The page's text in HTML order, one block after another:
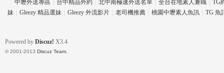
中壢外送專區
台中精品外約 北中南極速外送名單 全台在地素人兼職
TG
妹
Gleezy 精品選妹 Gleezy 外流影片 老司機推薦 桃園中壢素人魚訊 TG 魚
Powered by Discuz! X3.4
© 2001-2013 Discuz Team.